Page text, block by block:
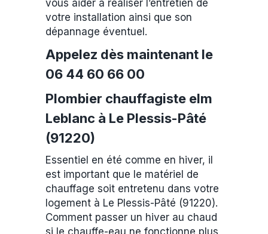
vous aider à réaliser l’entretien de
votre installation ainsi que son
dépannage éventuel.
Appelez dès maintenant le
06 44 60 66 00
Plombier chauffagiste elm
Leblanc à Le Plessis-Pâté
(91220)
Essentiel en été comme en hiver, il
est important que le matériel de
chauffage soit entretenu dans votre
logement à Le Plessis-Pâté (91220).
Comment passer un hiver au chaud
si le chauffe-eau ne fonctionne plus